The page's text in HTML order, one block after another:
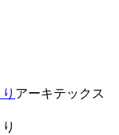
アーキテックス